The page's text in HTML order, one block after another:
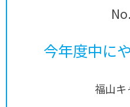
今年度中に
福山キ